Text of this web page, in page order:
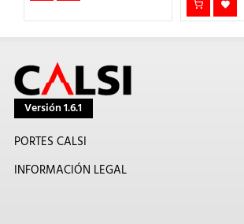
Versión 1.6.1
PORTES CALSI
INFORMACIÓN LEGAL